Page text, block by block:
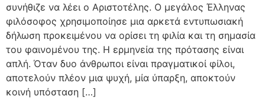
συνήθιζε να λέει ο Αριστοτέλης. Ο μεγάλος Έλληνας
φιλόσοφος χρησιμοποίησε μια αρκετά εντυπωσιακή
δήλωση προκειμένου να ορίσει τη φιλία και τη σημασία
του φαινομένου της. Η ερμηνεία της πρότασης είναι
απλή. Όταν δυο άνθρωποι είναι πραγματικοί φίλοι,
αποτελούν πλέον μια ψυχή, μία ύπαρξη, αποκτούν
κοινή υπόσταση […]